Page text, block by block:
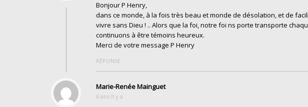
Bonjour P Henry,
dans ce monde, à la fois très beau et monde de désolation, et de
vivre sans Dieu ! .. Alors que la foi, notre foi ns porte transporte
continuons à être témoins heureux.
Merci de votre message P Henry
RÉPONSE
Marie-Renée Mainguet
6 ans Il y a